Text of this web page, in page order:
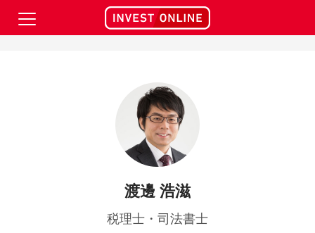
大家さんの知恵袋" /> 大家さんの知恵袋"/>
渡邊 浩滋
税理士・司法書士